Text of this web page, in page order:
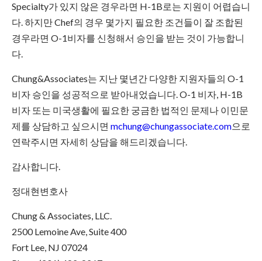
Specialty가 있지 않은 경우라면 H-1B로는 지원이 어렵습니
다. 하지만 Chef의 경우 몇가지 필요한 조건들이 잘 조합된
경우라면 O-1비자를 신청해서 승인을 받는 것이 가능합니
다.
Chung&Associates는 지난 몇년간 다양한 지원자들의 O-1
비자 승인을 성공적으로 받아내었습니다. O-1 비자, H-1B
비자 또는 미국생활에 필요한 궁금한 법적인 문제나 이민문
제를 상담하고 싶으시면 mchung@chungassociate.com으로
연락주시면 자세히 상담을 해드리겠습니다.
감사합니다.
정대현변호사
Chung & Associates, LLC.
2500 Lemoine Ave, Suite 400
Fort Lee, NJ 07024